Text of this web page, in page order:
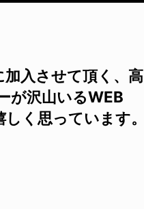
入させて頂く、高
が沢山いるWEB
く思っています。